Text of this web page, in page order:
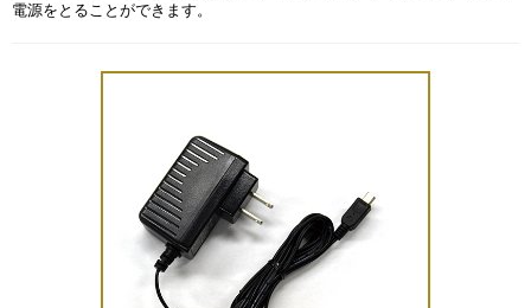
電源をとることができます。